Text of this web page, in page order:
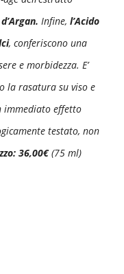
Infine, l’Acido
, conferiscono una
e morbidezza. E’
la rasatura su viso e
immediato effetto
testato, non
36,00€(75 ml)